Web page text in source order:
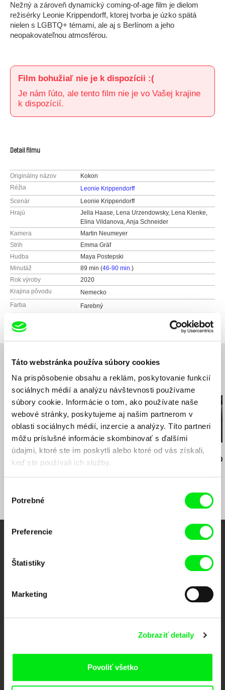
Táto webstránka používa súbory cookies
Na prispôsobenie obsahu a reklám, poskytovanie funkcií
sociálnych médií a analýzu návštevnosti používame
súbory cookie. Informácie o tom, ako používate naše
webové stránky, poskytujeme aj našim partnerom v
oblasti sociálnych médií, inzercie a analýzy. Títo partneri
môžu príslušné informácie skombinovať s ďalšími
údajmi, ktoré ste im poskytli alebo ktoré od vás získali,
keď ste používali ich služby.
súhlasu
Potrebné
Preferencie
Štatistiky
Marketing
Zobraziť detaily
Povoliť všetko
Nežný a zároveň dynamický coming-of-age film je dielom
režisérky Leonie Krippendorff, ktorej tvorba je úzko spätá
nielen s LGBTQ+ témami, ale aj s Berlínom a jeho
neopakovateľnou atmosférou.
Film bohužiaľ nie je k dispozícii :(
Je nám ľúto, ale tento film nie je vo Vašej krajine
k dispozícií.
Detail filmu
Originálny názov
Kokon
Réžia
Leonie Krippendorff
Scenár
Leonie Krippendorff
Hrajú
Jella Haase, Lena Urzendowsky, Lena Klenke,
Elina Vildanova, Anja Schneider
Kamera
Martin Neumeyer
Strih
Emma Gräf
Hudba
Maya Postepski
Minutáž
89 min (46-90 min.)
Rok výroby
2020
Krajina pôvodu
Nemecko
Farba
Farebný
Súvisiace filmy (20)
Angela Schanelec
Cesta snov
Jiří Menzel
Na samotě u lesa
Martin Hollý
Prípad pre